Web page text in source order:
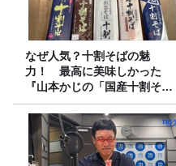
なぜ人気？十割そばの魅
力！ 最高に美味しかった
『山本かじの「国産十割そ
ば」』とは？【十割そば10種
食べ比べ】